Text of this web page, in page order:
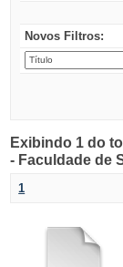
Novos Filtros:
Exibindo 1 do
- Faculdade de
1